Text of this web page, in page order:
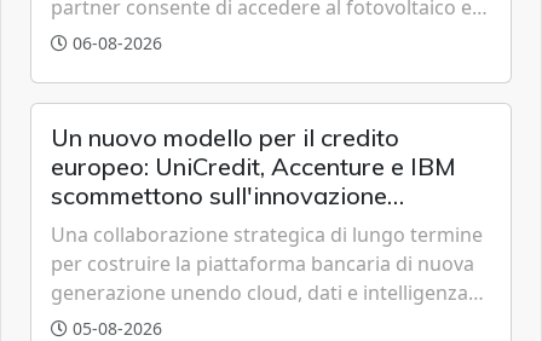
partner consente di accedere al fotovoltaico e
all'eolico ottenendo risparmi diretti in bolletta,
06-08-2026
Un nuovo modello per il credito
europeo: UniCredit, Accenture e IBM
scommettono sull'innovazione
tecnologica
Una collaborazione strategica di lungo termine
per costruire la piattaforma bancaria di nuova
generazione unendo cloud, dati e intelligenza
artificiale.
05-08-2026